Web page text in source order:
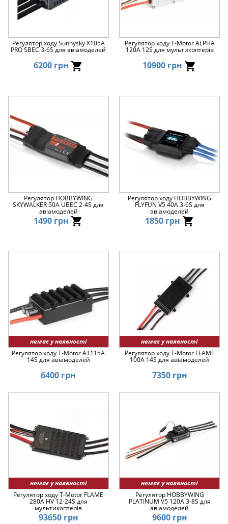
Регулятор ходу Sunnysky X105A
PRO SBEC 3-6S для авіамоделей
6200 грн
Регулятор ходу T-Motor ALPHA
120A 12S для мультикоптерів
10900 грн
Регулятор HOBBYWING
SKYWALKER 50A UBEC 2-4S для
авіамоделей
1490 грн
Регулятор ходу HOBBYWING
FLYFUN V5 40A 3-6S для
авіамоделей
1850 грн
немає у наявності
Регулятор ходу T-Motor AT115A
14S для авіамоделей
6400 грн
немає у наявності
Регулятор ходу T-Motor FLAME
100A 14S для авіамоделей
7350 грн
немає у наявності
Регулятор ходу T-Motor FLAME
280A HV 12-24S для
мультикоптерів
93650 грн
немає у наявності
Регулятор HOBBYWING
PLATINUM V5 120A 3-8S для
авіамоделей
9600 грн